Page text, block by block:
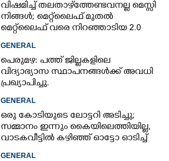
വിഷമിച്ച് തലതാഴ്‌ത്തേണ്ടവനല്ല മെസ്സി
നിങ്ങള്‍; മെറ്റ്‌ലൈഫ് മുതല്‍
മെറ്റ്‌ലൈഫ് വരെ നിറഞ്ഞാടിയ 2.0
GENERAL
പെരുമഴ: പത്ത് ജില്ലകളിലെ
വിദ്യാഭ്യാസ സ്ഥാപനങ്ങൾക്ക് അവധി
പ്രഖ്യാപിച്ചു.
GENERAL
ഒരു കോടിയുടെ ലോട്ടറി അടിച്ചു;
സമ്മാനം ഇന്നും കൈയിലെത്തിയില്ല,
വാടകവീട്ടിൽ കഴിഞ്ഞ് ഓട്ടോ ഓടിച്ച്
73കാരൻ
GENERAL